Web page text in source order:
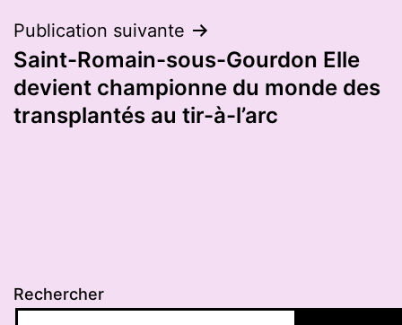
Publication suivante
Saint-Romain-sous-Gourdon Elle
devient championne du monde des
transplantés au tir-à-l’arc
Rechercher